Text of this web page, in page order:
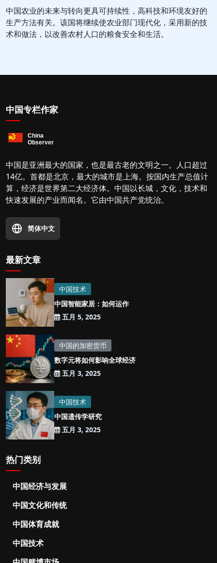
中国农业的未来与转向更具可持续性，高科技和环境友好的
生产方法有关。该国将继续使农业部门现代化，采用新的技
术和做法，以改善农村人口的粮食安全和生活。
中国专栏作家
中国是亚洲最大的国家，也是最古老的文明之一。人口超过
14亿。首都是北京，最大的城市是上海。按国内生产总值计
算，经济是世界第二大经济体。中国以长城，文化，技术和
快速发展的产业而闻名。它由中国共产党统治。
简体中文
最新文章
中国技术
中国智能家居：如何运作
五月 5, 2025
中国的加密货币
数字元将如何影响全球经济
五月 3, 2025
中国技术
中国遗传学研究
五月 3, 2025
热门类别
中国经济与发展
中国文化和传统
中国体育成就
中国技术